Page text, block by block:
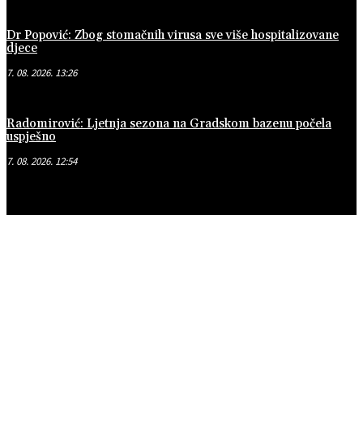
Dr Popović: Zbog stomačnih virusa sve više hospitalizovane
djece
7. 08. 2026. 13:26
Radomirović: Ljetnja sezona na Gradskom bazenu počela
uspješno
7. 08. 2026. 12:54